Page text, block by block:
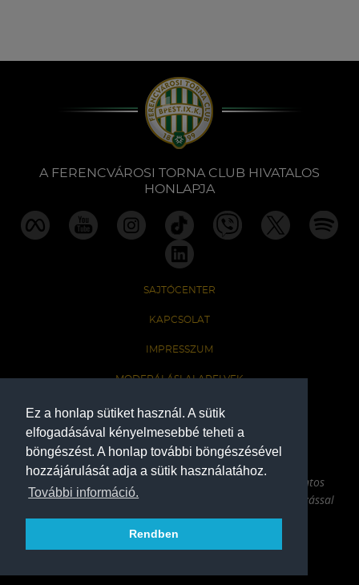
Ez a honlap sütiket használ. A sütik
elfogadásával kényelmesebbé teheti a
böngészést. A honlap további böngészésével
hozzájárulását adja a sütik használatához.
További információ.
Rendben
A FERENCVÁROSI TORNA CLUB HIVATALOS
HONLAPJA
SAJTÓCENTER
KAPCSOLAT
IMPRESSZUM
MODERÁLÁSI ALAPELVEK
HONLAP ADATKEZELÉSI TÁJÉKOZTATÓ
A Ferencvárosi Torna Club hivatalos honlapja
Az oldalon található írott és képi anyagok csak a forrás pontos
megjelölésével, internetes felhasználás esetén aktív hivatkozással
használhatóak fel.